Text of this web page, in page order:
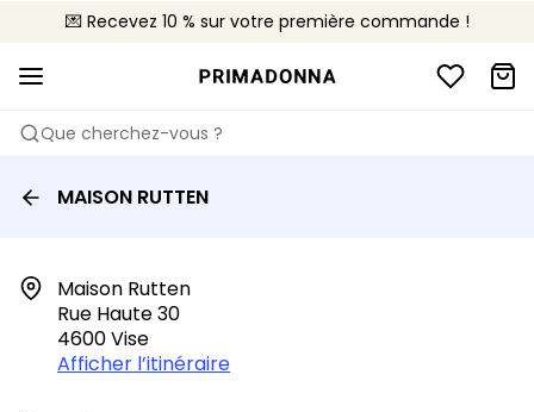
💌 Recevez 10 % sur votre première commande !
🚚 Livraison gratuite à partir de 90€
📦 Retours gratuits
Que cherchez-vous ?
MAISON RUTTEN
Maison Rutten
Rue Haute 30
4600 Vise
Afficher l’itinéraire